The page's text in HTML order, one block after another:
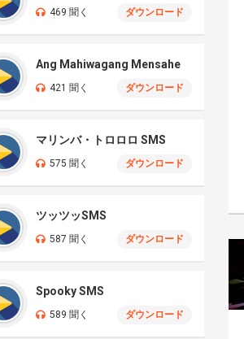
469 聞く ダウンロード
Ang Mahiwagang Mensahe
421 聞く ダウンロード
マリンバ・トロロロ SMS
575 聞く ダウンロード
ツッツッSMS
587 聞く ダウンロード
Spooky SMS
589 聞く ダウンロード